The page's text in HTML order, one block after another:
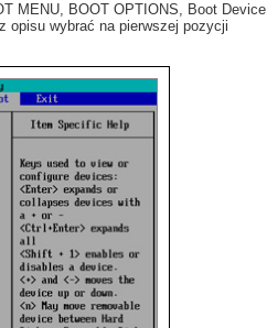
MENU, BOOT OPTIONS, Boot Device
opisu wybrać na pierwszej pozycji